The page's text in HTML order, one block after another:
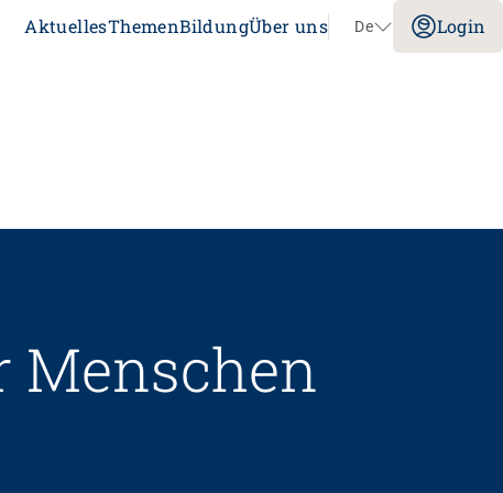
Navigation überspringen
AktuellesThemenBildungÜber uns De Login
Menschen